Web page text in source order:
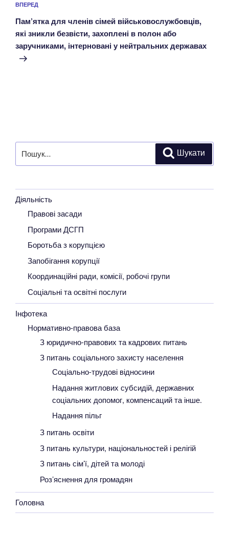
Наступний
запис
ВПЕРЕД
Пам’ятка для членів сімей військовослужбовців,
які зникли безвісти, захоплені в полон або
заручниками, інтерновані у нейтральних державах
за
Шукати
Діяльність
Правові засади
Програми ДСГП
Боротьба з корупцією
Запобігання корупції
Координаційні ради, комісії, робочі групи
Соціальні та освітні послуги
Інфотека
Нормативно-правова база
З юридично-правових та кадрових питань
З питань соціального захисту населення
Соціально-трудові відносини
Надання житлових субсидій, державних
соціальних допомог, компенсаций та інше.
Надання пільг
З питань освіти
З питань культури, національностей і релігій
З питань сім’ї, дітей та молоді
Роз’яснення для громадян
Головна